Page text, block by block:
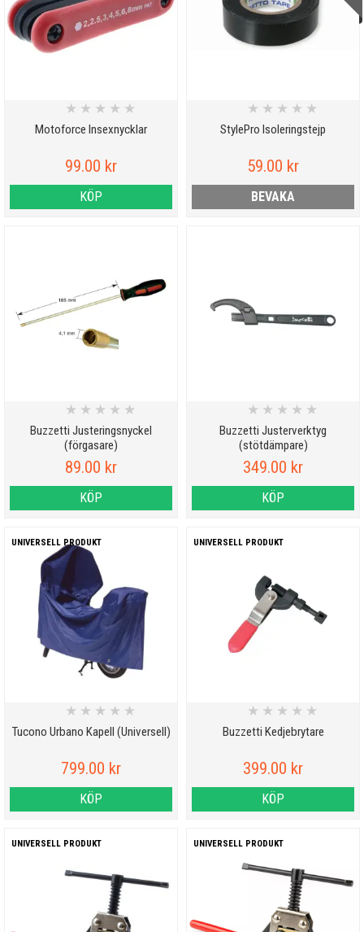
Motoforce Insexnycklar
★ ★ ★ ★ ★
99.00 kr
KÖP
StylePro Isoleringstejp
★ ★ ★ ★ ★
59.00 kr
BEVAKA
Buzzetti Justeringsnyckel
(förgasare)
★ ★ ★ ★ ★
89.00 kr
KÖP
Buzzetti Justerverktyg
(stötdämpare)
★ ★ ★ ★ ★
349.00 kr
KÖP
UNIVERSELL PRODUKT
Tucono Urbano Kapell (Universell)
★ ★ ★ ★ ★
799.00 kr
KÖP
UNIVERSELL PRODUKT
Buzzetti Kedjebrytare
★ ★ ★ ★ ★
399.00 kr
KÖP
UNIVERSELL PRODUKT UNIVERSELL PRODUKT